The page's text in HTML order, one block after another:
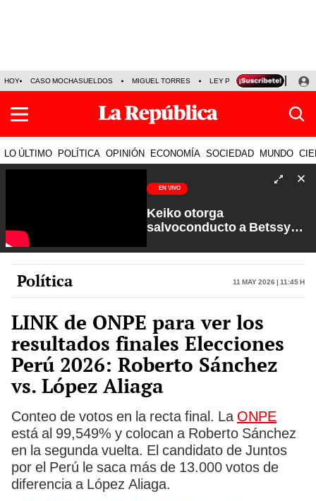
HOY CASO MOCHASUELDOS MIGUEL TORRES LEY PULPÍN PRECIO DEL
LO ÚLTIMO POLÍTICA OPINIÓN ECONOMÍA SOCIEDAD MUNDO
EN VIVO
Keiko otorga
salvoconducto a Betssy
Petroperú | Sin Guion con
Rosa María Palacios
Política 11 May 2026 | 11:45 h
LINK de ONPE para ver los
resultados finales Elecciones
Perú 2026: Roberto Sánchez
vs. López Aliaga
Conteo de votos en la recta final. La ONPE
está al 99,549% y colocan a Roberto Sánchez
en la segunda vuelta. El candidato de Juntos
por el Perú le saca más de 13.000 votos de
diferencia a López Aliaga.